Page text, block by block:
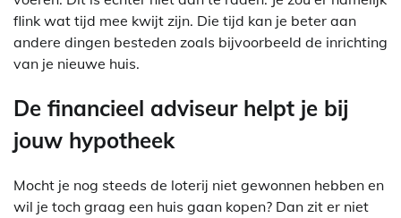
flink wat tijd mee kwijt zijn. Die tijd kan je beter aan
andere dingen besteden zoals bijvoorbeeld de inrichting
van je nieuwe huis.
De financieel adviseur helpt je bij
jouw hypotheek
Mocht je nog steeds de loterij niet gewonnen hebben en
wil je toch graag een huis gaan kopen? Dan zit er niet